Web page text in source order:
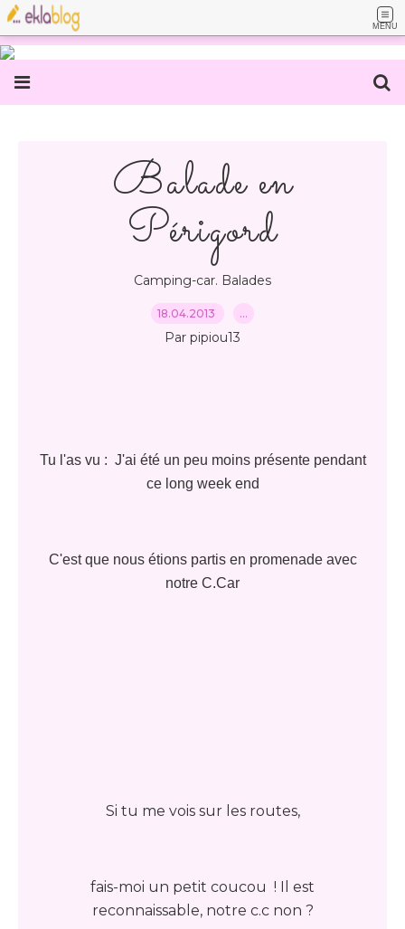
MENU
Balade en
Périgord
Camping-car. Balades
18.04.2013 …
Par pipiou13
Tu l'as vu : J'ai été un peu moins présente pendant
ce long week end
C'est que nous étions partis en promenade avec
notre C.Car
Si tu me vois sur les routes,
fais-moi un petit coucou ! Il est
reconnaissable, notre c.c non ?